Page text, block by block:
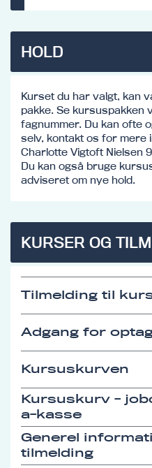
HOLD
Kurset du har valgt, kan
pakke. Se kursuspakken
fagnummer. Du kan ofte
selv, kontakt os for
Charlotte Vigtoft Nielsen
Du kan også bruge
adviseret om nye hold.
KURSER OG
Tilmelding til
Adgang for
Kursuskurven
Kursuskurv -
a-kasse
Generel
tilmelding